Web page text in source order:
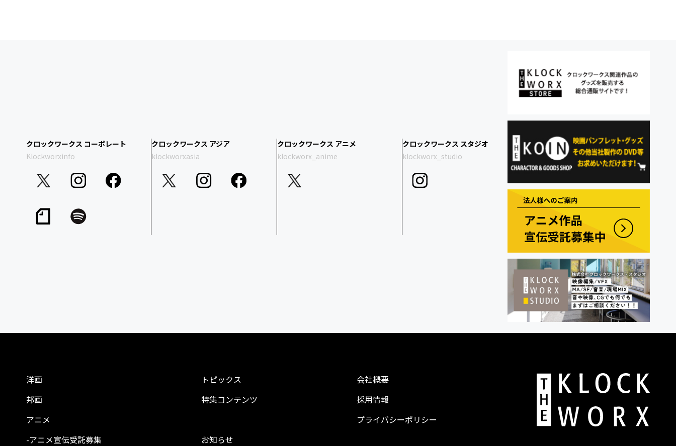
クロックワークス コーポレート
Klockworxinfo
クロックワークス アジア
klockworxasia
クロックワークス アニメ
klockworx_anime
クロックワークス スタジオ
klockworx_studio
洋画
邦画
アニメ
-アニメ宣伝受託募集
トピックス
特集コンテンツ
お知らせ
会社概要
採用情報
プライバシーポリシー